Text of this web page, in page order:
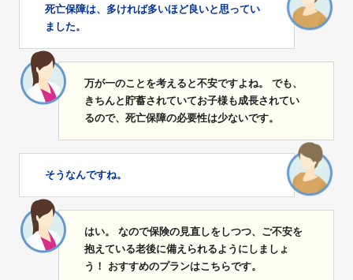
死亡保障は、多ければ多いほど良いと思ってい
ました。
万が一のことを考えると不安ですよね。 でも、
きちんと貯蓄されていてお子様も成長されてい
るので、死亡保障の必要性は少ないです。
そうなんですね。
はい。 なので保険の見直しをしつつ、ご不安を
抱えている老後に備えられるようにしましょ
う！ おすすめのプランはこちらです。